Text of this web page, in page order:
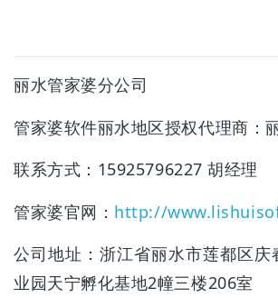
丽水管家婆分公司
管家婆软件丽水地区授权代理商：
联系方式：15925796227 胡经理
管家婆官网： http://
公司地址：浙江省丽水市莲都区庆
业园天宁孵化基地2幢三楼206室